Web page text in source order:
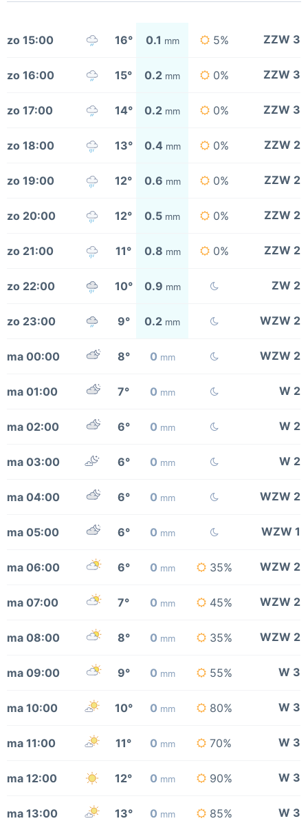
zo 15:00 16° 0.1 mm 5% ZZW 3
zo 16:00 15° 0.2 mm 0% ZZW 3
zo 17:00 14° 0.2 mm 0% ZZW 3
zo 18:00 13° 0.4 mm 0% ZZW 2
zo 19:00 12° 0.6 mm 0% ZZW 2
zo 20:00 12° 0.5 mm 0% ZZW 2
zo 21:00 11° 0.8 mm 0% ZZW 2
zo 22:00 10° 0.9 mm ZW 2
zo 23:00 9° 0.2 mm WZW 2
ma 00:00 8° 0 mm WZW 2
ma 01:00 7° 0 mm W 2
ma 02:00 6° 0 mm W 2
ma 03:00 6° 0 mm W 2
ma 04:00 6° 0 mm WZW 2
ma 05:00 6° 0 mm WZW 1
ma 06:00 6° 0 mm 35% WZW 2
ma 07:00 7° 0 mm 45% WZW 2
ma 08:00 8° 0 mm 35% WZW 2
ma 09:00 9° 0 mm 55% W 3
ma 10:00 10° 0 mm 80% W 3
ma 11:00 11° 0 mm 70% W 3
ma 12:00 12° 0 mm 90% W 3
ma 13:00 13° 0 mm 85% W 3